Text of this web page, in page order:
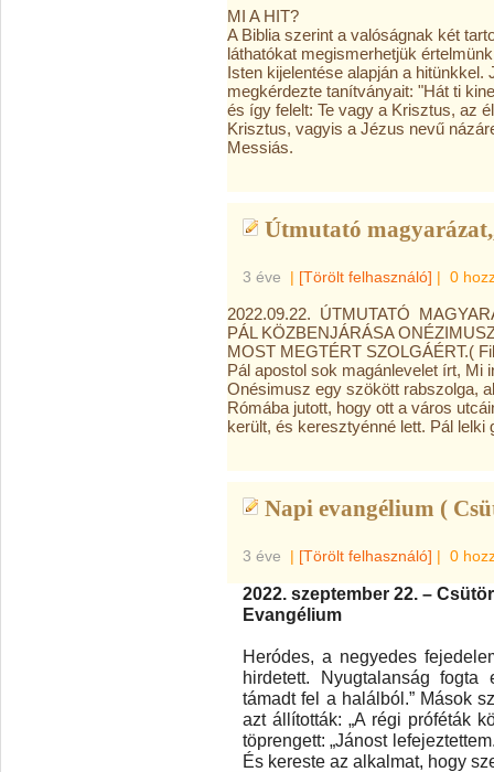
MI A HIT?
A Biblia szerint a valóságnak két
láthatókat megismerhetjük
Isten kijelentése alapján a
megkérdezte tanítványait: "Hát ti
és így felelt: Te vagy a Krisztus, az
Krisztus, vagyis a Jézus nevű
Messiás.
Útmutató
3 éve | [Törölt felhasználó] | 0
2022.09.22. ÚTMUTATÓ
PÁL KÖZBENJÁRÁSA
MOST MEGTÉRT SZOLGÁÉRT.(
Pál apostol sok magánlevelet
Onésimusz egy szökött rabszolga,
Rómába jutott, hogy ott a város
került, és keresztyénné lett. Pál
Napi evangélium (
3 éve | [Törölt felhasználó] | 0
2022. szeptember 22. –
Evangélium
Heródes, a negyedes
hirdetett. Nyugtalanság fogta
támadt fel a halálból.” Mások
azt állították: „A régi próféták
töprengett: „Jánost
És kereste az alkalmat, hogy